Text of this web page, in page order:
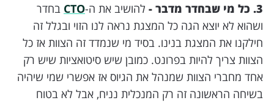
3. כל מי שבחדר מדבר -
להושיב את ה-CTO בחדר
ושהוא לא יוצא הגה כל המצגת נראה לנו הזוי ובגלל זה
חילקנו את המצגת בנינו. בסיד מי שנמדד זה הצוות אז כל
הצוות צריך להיות בפרונט. כמובן שיש סיטואציות שיש רק
אחד מחברי הצוות שמנהל את הגיוס אז אפשרי שמי שיהיה
בשיחה הראשונה זה רק המנכלית נניח, אבל לא בטוח